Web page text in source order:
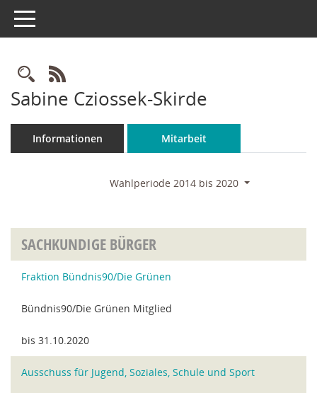
Toggle navigation
Rechercheauswahl
RSS-Feed
Sabine Cziossek-Skirde
Informationen Mitarbeit
Wahlperiode 2014 bis 2020
SACHKUNDIGE BÜRGER
Fraktion Bündnis90/Die Grünen
Bündnis90/Die Grünen Mitglied
bis 31.10.2020
Ausschuss für Jugend, Soziales, Schule und Sport